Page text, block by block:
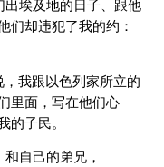
埃及地的日子、跟他
们却违犯了我的约：
我跟以色列家所立的
里面，写在他们心
的子民。
自己的弟兄，